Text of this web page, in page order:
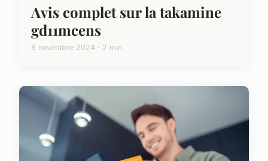
Avis complet sur la takamine
gd11mcens
8 novembre 2024 · 2 min